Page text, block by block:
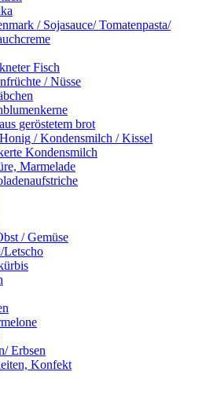
/ Sojasauce/ Tomatenpasta/
Fisch
/ Nüsse
geröstetem brot
/ Kondensmilch / Kissel
Kondensmilch
Marmelade
/ Gemüse
Letscho
Erbsen
Konfekt